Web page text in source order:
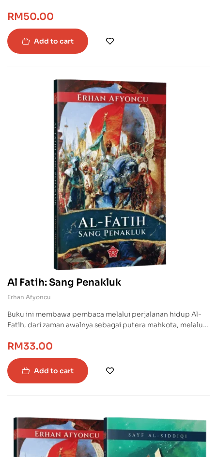
sains dan teknologi Mesir Purba. Kitab Tamadun Mesir
Purba ialah jendela masa ke salah satu tamadun teragung
dalam sejarah.
RM50.00
Add to cart
Al Fatih: Sang Penakluk
Erhan Afyoncu
Buku ini membawa pembaca melalui perjalanan hidup Al-
Fatih, dari zaman awalnya sebagai putera mahkota, melalui
kerjayanya sebagai penakluk. Dengan penceritaan yang
mendalam dan analisis yang tajam, kita akan ditarik ke
dalam dunia Al-Fatih, meneroka bagaimana kebijaksanaan,
keberanian dan ketabahan dapat mengubah perjalanan
RM33.00
Add to cart